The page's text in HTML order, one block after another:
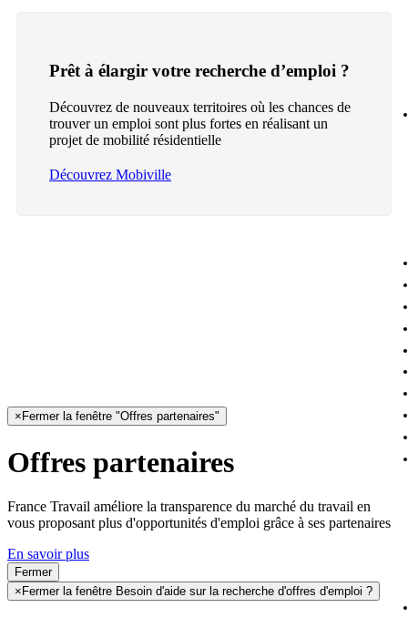
Prêt à élargir votre recherche d’emploi ?
Découvrez de nouveaux territoires où les chances de
trouver un emploi sont plus fortes en réalisant un
projet de mobilité résidentielle
Découvrez Mobiville
× Fermer la fenêtre "Offres partenaires"
Offres partenaires
France Travail améliore la transparence du marché du travail en
vous proposant plus d'opportunités d'emploi grâce à ses partenaires
En savoir plus
Fermer
× Fermer la fenêtre Besoin d'aide sur la recherche d'offres d'emploi ?